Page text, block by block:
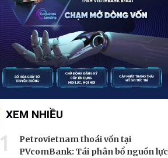
XEM NHIỀU
1
Petrovietnam thoái vốn tại
PVcomBank: Tái phân bổ nguồn lực